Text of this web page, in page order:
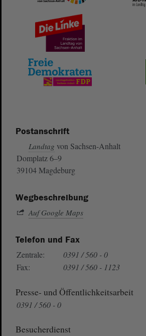
Postanschrift
Landtag von Sachsen-Anhalt
Domplatz 6–9
39104 Magdeburg
Wegbeschreibung
Auf Google Maps
Telefon und Fax
Zentrale:
0391 / 560 - 0
Fax:
0391 / 560 - 1123
Presse- und Öffentlichkeitsarbeit
0391 / 560 - 0
Besucherdienst